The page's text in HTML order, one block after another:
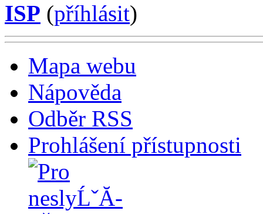
ISP (příhlásit)
Mapa webu
Nápověda
Odběr RSS
Prohlášení přístupnosti